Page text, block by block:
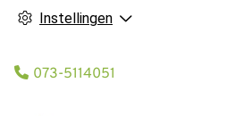
Instellingen
Tel:
073-5114051